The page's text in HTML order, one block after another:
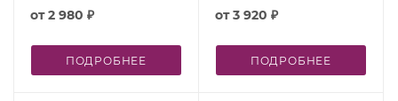
от2 980 ₽
ПОДРОБНЕЕ
от3 920 ₽
ПОДРОБНЕЕ